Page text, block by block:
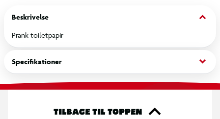
Beskrivelse keyboard_arrow_down
Prank toiletpapir
Specifikationer keyboard_arrow_down
TILBAGE TIL TOPPEN